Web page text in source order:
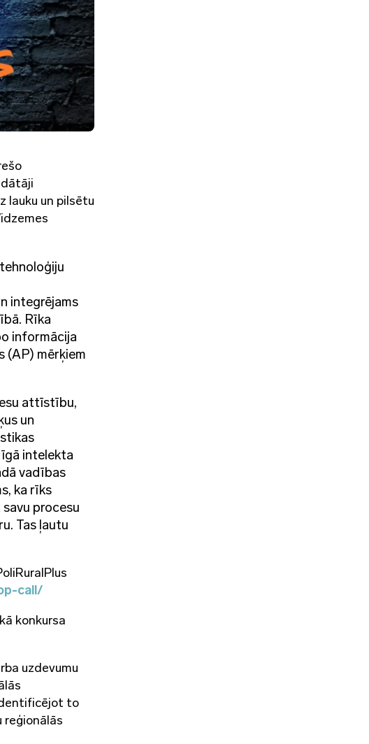
lauku un pilsētu
integrējams
Rīka
informācija
(AP) mērķiem
attīstību,
un
intelekta
vadības
ka rīks
procesu
Tas ļautu
call/
konkursa
uzdevumu
to